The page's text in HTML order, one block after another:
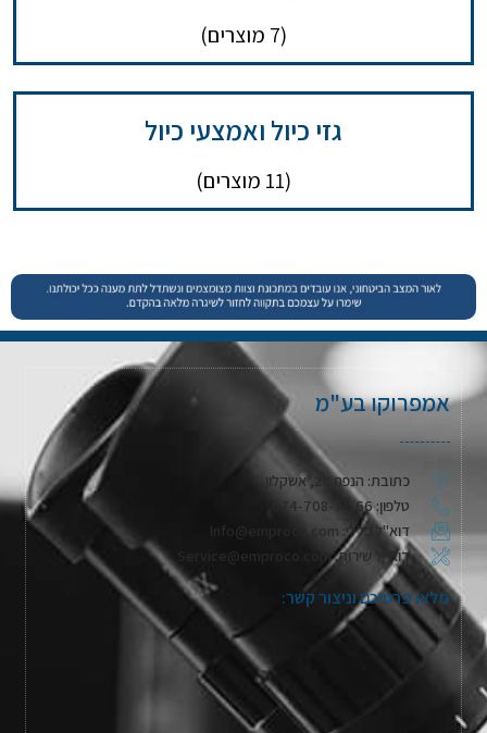
(7 מוצרים)
גזי כיול ואמצעי כיול
(11 מוצרים)
אמפרוקו בע"מ
כתובת: הנפח 28, אשקלון
טלפון: 074-708-71-66
דוא"ל כללי: Info@emproco.com
דוא"ל שירות: Service@emproco.com
מלאו פרטיכם וניצור קשר: